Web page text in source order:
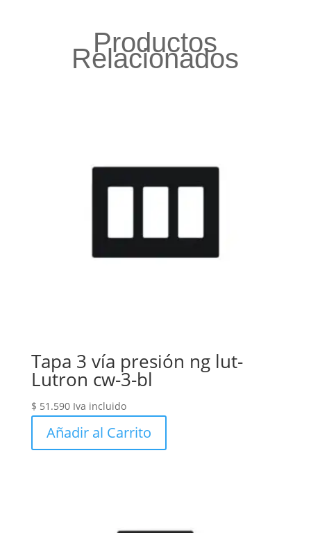
Productos
Relacionados
Tapa 3 vía presión ng lut-
Lutron cw-3-bl
$ 51.590 Iva incluido
Añadir al Carrito